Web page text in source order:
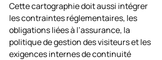
Cette cartographie doit aussi intégrer
les contraintes réglementaires, les
obligations liées à l’assurance, la
politique de gestion des visiteurs et les
exigences internes de continuité